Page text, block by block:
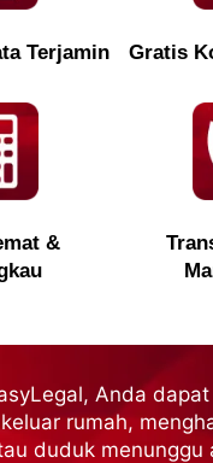
Terjamin Gratis
&
Anda
rumah,
duduk menunggu